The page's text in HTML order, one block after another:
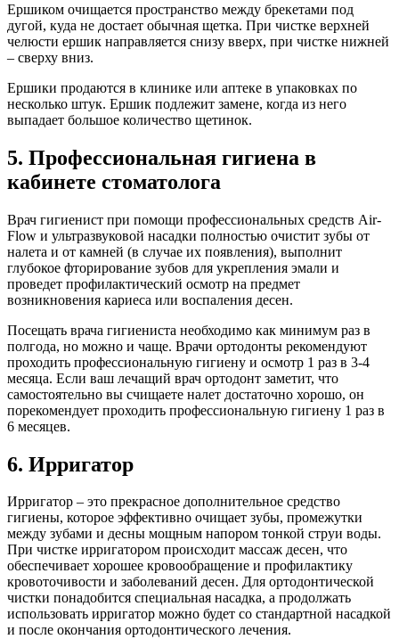
Ершиком очищается пространство между брекетами под
дугой, куда не достает обычная щетка. При чистке верхней
челюсти ершик направляется снизу вверх, при чистке нижней
– сверху вниз.
Ершики продаются в клинике или аптеке в упаковках по
несколько штук. Ершик подлежит замене, когда из него
выпадает большое количество щетинок.
5. Профессиональная гигиена в
кабинете стоматолога
Врач гигиенист при помощи профессиональных средств Air-
Flow и ультразвуковой насадки полностью очистит зубы от
налета и от камней (в случае их появления), выполнит
глубокое фторирование зубов для укрепления эмали и
проведет профилактический осмотр на предмет
возникновения кариеса или воспаления десен.
Посещать врача гигиениста необходимо как минимум раз в
полгода, но можно и чаще. Врачи ортодонты рекомендуют
проходить профессиональную гигиену и осмотр 1 раз в 3-4
месяца. Если ваш лечащий врач ортодонт заметит, что
самостоятельно вы счищаете налет достаточно хорошо, он
порекомендует проходить профессиональную гигиену 1 раз в
6 месяцев.
6. Ирригатор
Ирригатор – это прекрасное дополнительное средство
гигиены, которое эффективно очищает зубы, промежутки
между зубами и десны мощным напором тонкой струи воды.
При чистке ирригатором происходит массаж десен, что
обеспечивает хорошее кровообращение и профилактику
кровоточивости и заболеваний десен. Для ортодонтической
чистки понадобится специальная насадка, а продолжать
использовать ирригатор можно будет со стандартной насадкой
и после окончания ортодонтического лечения.